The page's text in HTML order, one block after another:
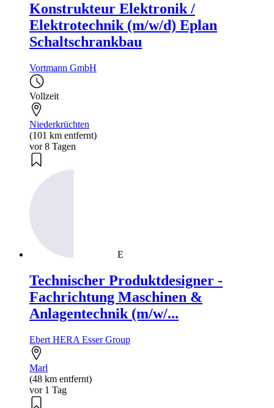
Konstrukteur Elektronik /
Elektrotechnik (m/w/d) Eplan
Schaltschrankbau
Vortmann GmbH
Vollzeit
Niederkrüchten
(101 km entfernt)
vor 8 Tagen
E
Technischer Produktdesigner -
Fachrichtung Maschinen &
Anlagentechnik (m/w/...
Ebert HERA Esser Group
Marl
(48 km entfernt)
vor 1 Tag